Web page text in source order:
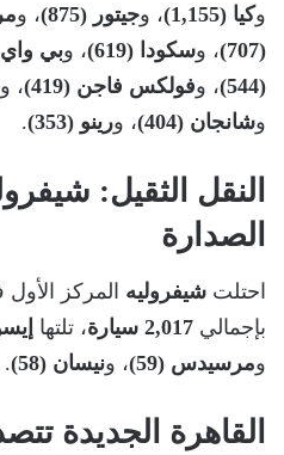
وكيا (1,155) ، وجيتور (875) ، و
(707)
، وسكودا (619) ، وبي واي
(544)
، وفولكس فاجن (419) ، و
وشانجان (404) ، ورينو (353) .
النقل الثقيل:
الصدارة
احتلت شيفروليه المركز
بإجمالي 2,017 سيارة ، تلتها
ومرسيدس (59) ، ونيسان (58) .
القاهرة الجديدة